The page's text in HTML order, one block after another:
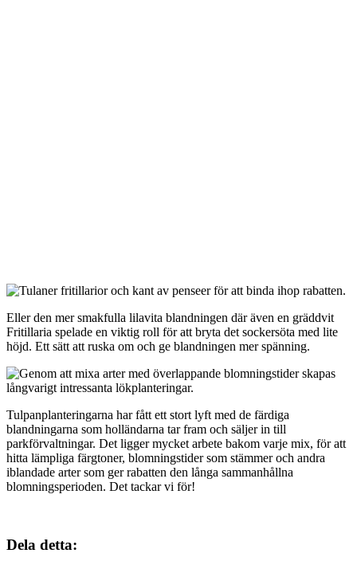
Eller den mer smakfulla lilavita blandningen där även en gräddvit
Fritillaria spelade en viktig roll för att bryta det sockersöta med lite
höjd. Ett sätt att ruska om och ge blandningen mer spänning.
Tulpanplanteringarna har fått ett stort lyft med de färdiga
blandningarna som holländarna tar fram och säljer in till
parkförvaltningar. Det ligger mycket arbete bakom varje mix, för att
hitta lämpliga färgtoner, blomningstider som stämmer och andra
iblandade arter som ger rabatten den långa sammanhållna
blomningsperioden. Det tackar vi för!
Dela detta: